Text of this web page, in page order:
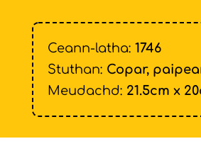
Ceann-latha: 1746
Stuthan: Copar,
Meudachd: 21.5cm x